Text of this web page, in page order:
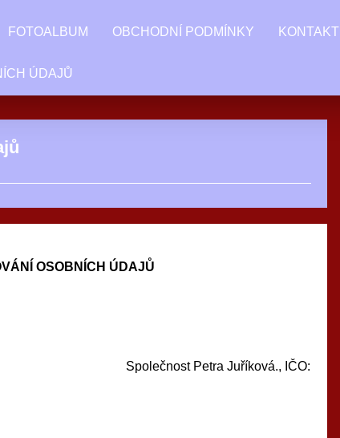
FOTOALBUM OBCHODNÍ PODMÍNKY KONTAKT
ÚDAJŮ
OSOBNÍCH ÚDAJŮ
Společnost Petra Juříková., IČO: